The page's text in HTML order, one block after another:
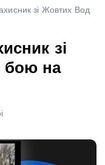
зі Жовтих Вод
зі
бою на